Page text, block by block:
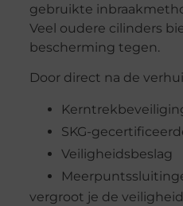
gebruikte
Veel oudere cilinders
bescherming tegen.
Door direct na de
SKG-
Veiligheidsbeslag
vergroot je de